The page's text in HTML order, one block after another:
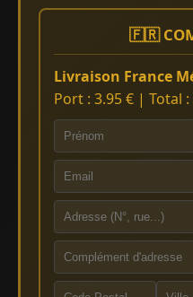
🇫🇷
Livraison France
Port : 3.95 € | Total :